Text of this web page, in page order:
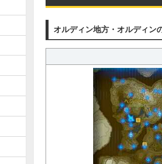
オルディン地方・オルディン